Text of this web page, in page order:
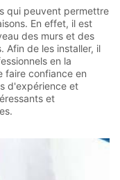
qui peuvent permettre
En effet, il est
des murs et des
Afin de les installer, il
en la
faire confiance en
d'expérience et
et